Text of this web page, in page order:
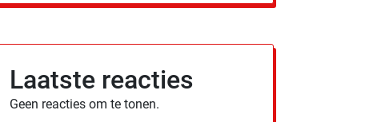
Laatste reacties
Geen reacties om te tonen.